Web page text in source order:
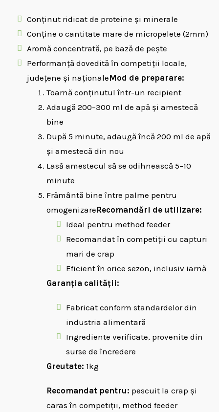
Conținut ridicat de proteine și minerale
Conține o cantitate mare de micropelete (2mm)
Aromă concentrată, pe bază de pește
Performanță dovedită în competiții locale,
județene și naționaleMod de preparare:
Toarnă conținutul într-un recipient
Adaugă 200–300 ml de apă și amestecă
bine
După 5 minute, adaugă încă 200 ml de apă
și amestecă din nou
Lasă amestecul să se odihnească 5–10
minute
Frământă bine între palme pentru
omogenizareRecomandări de utilizare:
Ideal pentru method feeder
Recomandat în competiții cu capturi
mari de crap
Eficient în orice sezon, inclusiv iarnă
Garanția calității:
Fabricat conform standardelor din
industria alimentară
Ingrediente verificate, provenite din
surse de încredere
Greutate: 1kg
Recomandat pentru: pescuit la crap și
caras în competiții, method feeder